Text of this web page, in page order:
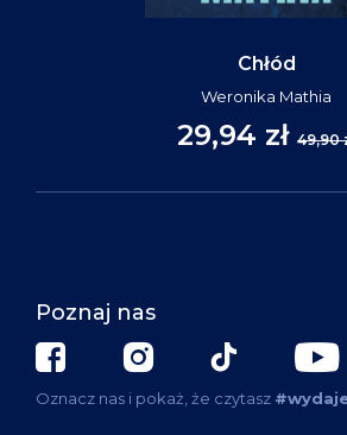
Chłód
Weronika Mathia
29,94 zł 49,90
Poznaj nas
Oznacz nas i pokaż, że czytasz